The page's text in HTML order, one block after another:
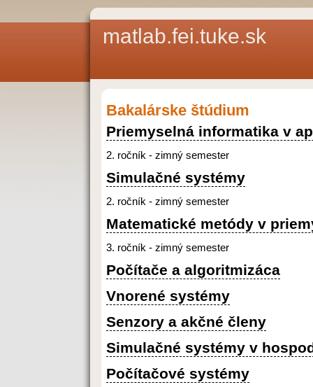
matlab.fei.tuke.sk
Bakalárske štúdium
Priemyselná informatika v
2. ročník - zimný semester
Simulačné systémy
2. ročník - zimný semester
Matematické metódy v
3. ročník - zimný semester
Počítače a algoritmizáca
Vnorené systémy
Senzory a akčné členy
Simulačné systémy v
Počítačové systémy